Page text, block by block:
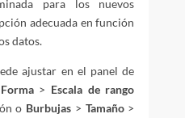
para los nuevos
adecuada en función
datos.
ajustar en el panel de
Forma > Escala de rango
o Burbujas > Tamaño >